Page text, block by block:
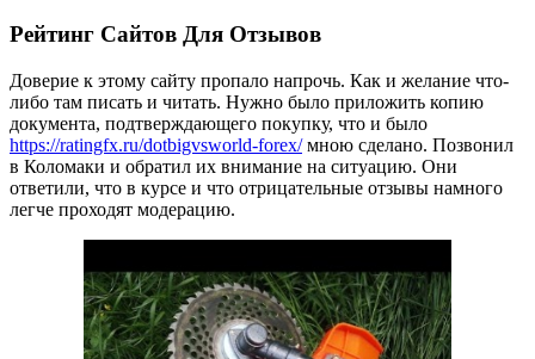
Рейтинг Сайтов Для Отзывов
Доверие к этому сайту пропало напрочь. Как и желание что-
либо там писать и читать. Нужно было приложить копию
документа, подтверждающего покупку, что и было
https://ratingfx.ru/dotbigvsworld-forex/мною сделано. Позвонил
в Коломаки и обратил их внимание на ситуацию. Они
ответили, что в курсе и что отрицательные отзывы намного
легче проходят модерацию.